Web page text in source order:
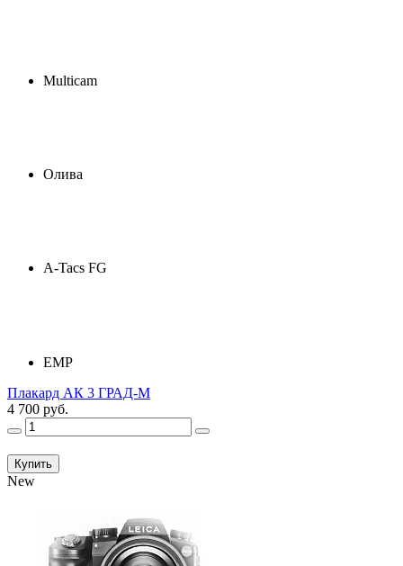
Multicam
Олива
A-Tacs FG
ЕМР
Плакард АК 3 ГРАД-М
4 700 руб.
Купить
New